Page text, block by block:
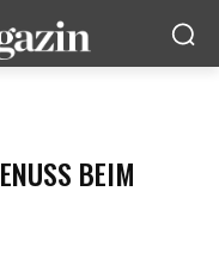
BEIM